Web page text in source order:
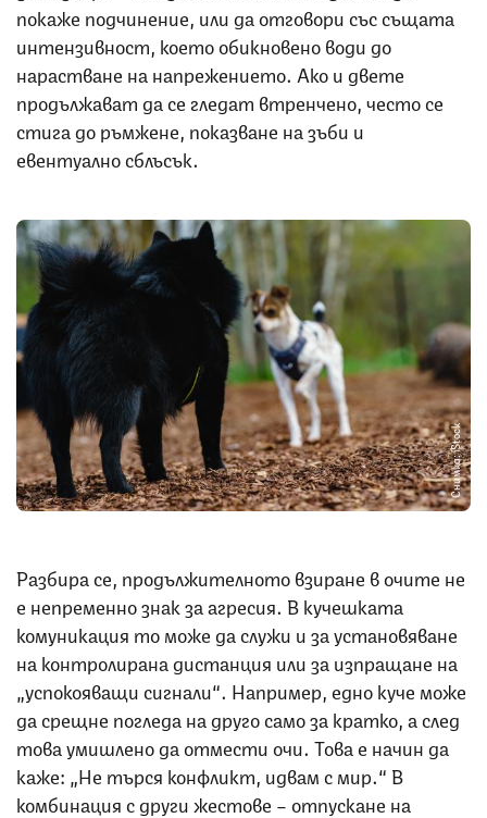
покаже подчинение, или да отговори със същата
интензивност, което обикновено води до
нарастване на напрежението. Ако и двете
продължават да се гледат втренчено, често се
стига до ръмжене, показване на зъби и
евентуално сблъсък.
Снимка: iStock
Разбира се, продължителното взиране в очите не
е непременно знак за агресия. В кучешката
комуникация то може да служи и за установяване
на контролирана дистанция или за изпращане на
„успокояващи сигнали“. Например, едно куче може
да срещне погледа на друго само за кратко, а след
това умишлено да отмести очи. Това е начин да
каже: „Не търся конфликт, идвам с мир.“ В
комбинация с други жестове – отпускане на